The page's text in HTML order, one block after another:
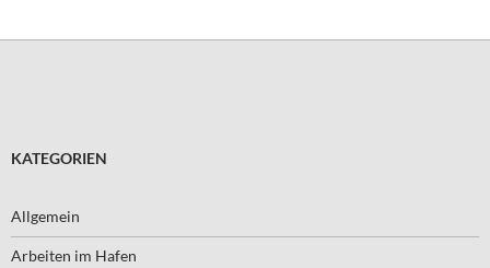
KATEGORIEN
Allgemein
Arbeiten im Hafen